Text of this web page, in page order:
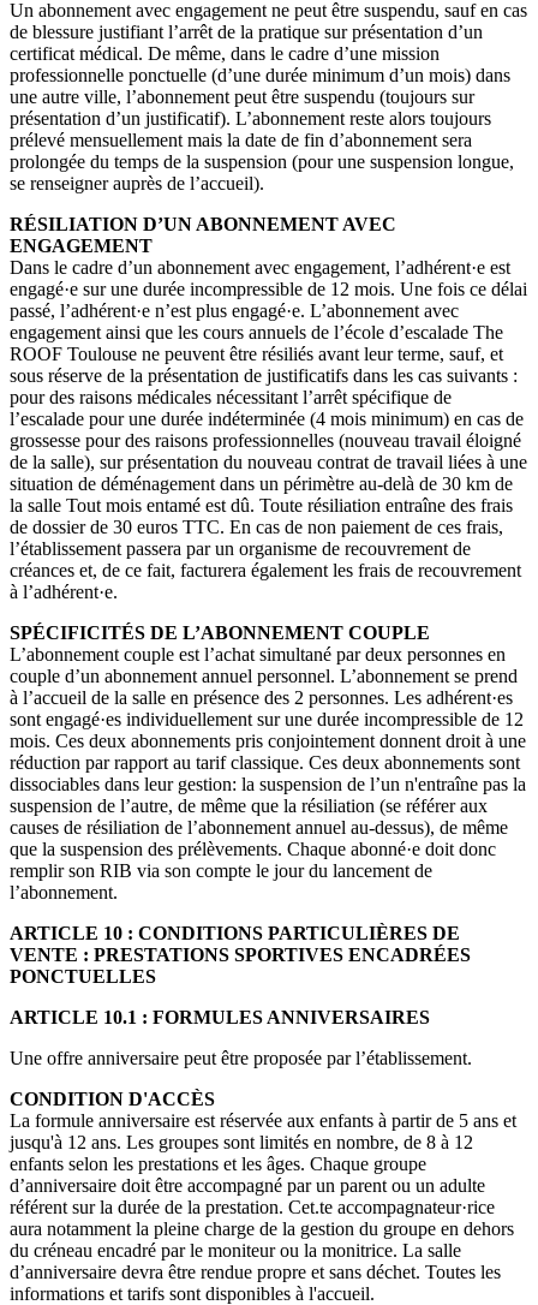
Un abonnement avec engagement ne peut être suspendu, sauf en cas
de blessure justifiant l’arrêt de la pratique sur présentation d’un
certificat médical. De même, dans le cadre d’une mission
professionnelle ponctuelle (d’une durée minimum d’un mois) dans
une autre ville, l’abonnement peut être suspendu (toujours sur
présentation d’un justificatif). L’abonnement reste alors toujours
prélevé mensuellement mais la date de fin d’abonnement sera
prolongée du temps de la suspension (pour une suspension longue,
se renseigner auprès de l’accueil).
RÉSILIATION D’UN ABONNEMENT AVEC
ENGAGEMENT
Dans le cadre d’un abonnement avec engagement, l’adhérent·e est
engagé·e sur une durée incompressible de 12 mois. Une fois ce délai
passé, l’adhérent·e n’est plus engagé·e. L’abonnement avec
engagement ainsi que les cours annuels de l’école d’escalade The
ROOF Toulouse ne peuvent être résiliés avant leur terme, sauf, et
sous réserve de la présentation de justificatifs dans les cas suivants :
pour des raisons médicales nécessitant l’arrêt spécifique de
l’escalade pour une durée indéterminée (4 mois minimum) en cas de
grossesse pour des raisons professionnelles (nouveau travail éloigné
de la salle), sur présentation du nouveau contrat de travail liées à une
situation de déménagement dans un périmètre au-delà de 30 km de
la salle Tout mois entamé est dû. Toute résiliation entraîne des frais
de dossier de 30 euros TTC. En cas de non paiement de ces frais,
l’établissement passera par un organisme de recouvrement de
créances et, de ce fait, facturera également les frais de recouvrement
à l’adhérent·e.
SPÉCIFICITÉS DE L’ABONNEMENT COUPLE
L’abonnement couple est l’achat simultané par deux personnes en
couple d’un abonnement annuel personnel. L’abonnement se prend
à l’accueil de la salle en présence des 2 personnes. Les adhérent·es
sont engagé·es individuellement sur une durée incompressible de 12
mois. Ces deux abonnements pris conjointement donnent droit à une
réduction par rapport au tarif classique. Ces deux abonnements sont
dissociables dans leur gestion: la suspension de l’un n'entraîne pas la
suspension de l’autre, de même que la résiliation (se référer aux
causes de résiliation de l’abonnement annuel au-dessus), de même
que la suspension des prélèvements. Chaque abonné·e doit donc
remplir son RIB via son compte le jour du lancement de
l’abonnement.
ARTICLE 10 : CONDITIONS PARTICULIÈRES DE
VENTE : PRESTATIONS SPORTIVES ENCADRÉES
PONCTUELLES
ARTICLE 10.1 : FORMULES ANNIVERSAIRES
Une offre anniversaire peut être proposée par l’établissement.
CONDITION D'ACCÈS
La formule anniversaire est réservée aux enfants à partir de 5 ans et
jusqu'à 12 ans. Les groupes sont limités en nombre, de 8 à 12
enfants selon les prestations et les âges. Chaque groupe
d’anniversaire doit être accompagné par un parent ou un adulte
référent sur la durée de la prestation. Cet.te accompagnateur·rice
aura notamment la pleine charge de la gestion du groupe en dehors
du créneau encadré par le moniteur ou la monitrice. La salle
d’anniversaire devra être rendue propre et sans déchet. Toutes les
informations et tarifs sont disponibles à l'accueil.